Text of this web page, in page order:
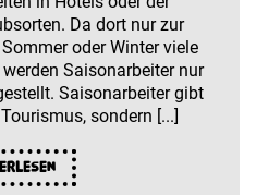
Da dort nur zur
oder Winter viele
Saisonarbeiter nur
Saisonarbeiter gibt
sondern [...]